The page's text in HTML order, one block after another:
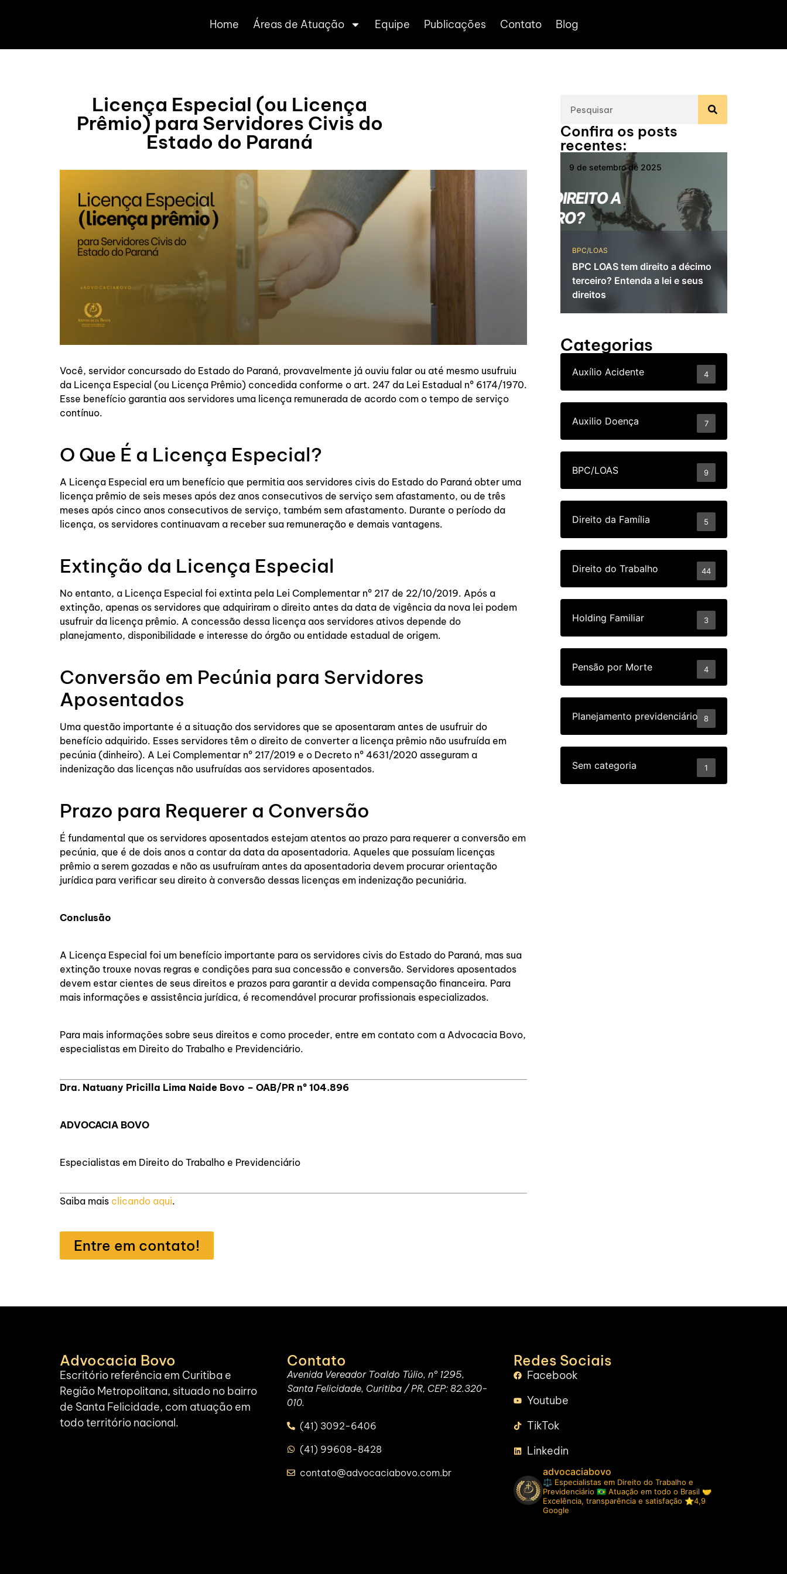
Home Áreas de Atuação Equipe Publicações Contato Blog
Licença Especial (ou Licença
Prêmio) para Servidores Civis do
Estado do Paraná
Você, servidor concursado do Estado do Paraná, provavelmente já ouviu falar ou até mesmo usufruiu
da Licença Especial (ou Licença Prêmio) concedida conforme o art. 247 da Lei Estadual nº 6174/1970.
Esse benefício garantia aos servidores uma licença remunerada de acordo com o tempo de serviço
contínuo.
O Que É a Licença Especial?
A Licença Especial era um benefício que permitia aos servidores civis do Estado do Paraná obter uma
licença prêmio de seis meses após dez anos consecutivos de serviço sem afastamento, ou de três
meses após cinco anos consecutivos de serviço, também sem afastamento. Durante o período da
licença, os servidores continuavam a receber sua remuneração e demais vantagens.
Extinção da Licença Especial
No entanto, a Licença Especial foi extinta pela Lei Complementar nº 217 de 22/10/2019. Após a
extinção, apenas os servidores que adquiriram o direito antes da data de vigência da nova lei podem
usufruir da licença prêmio. A concessão dessa licença aos servidores ativos depende do
planejamento, disponibilidade e interesse do órgão ou entidade estadual de origem.
Conversão em Pecúnia para Servidores
Aposentados
Uma questão importante é a situação dos servidores que se aposentaram antes de usufruir do
benefício adquirido. Esses servidores têm o direito de converter a licença prêmio não usufruída em
pecúnia (dinheiro). A Lei Complementar nº 217/2019 e o Decreto nº 4631/2020 asseguram a
indenização das licenças não usufruídas aos servidores aposentados.
Prazo para Requerer a Conversão
É fundamental que os servidores aposentados estejam atentos ao prazo para requerer a conversão em
pecúnia, que é de dois anos a contar da data da aposentadoria. Aqueles que possuíam licenças
prêmio a serem gozadas e não as usufruíram antes da aposentadoria devem procurar orientação
jurídica para verificar seu direito à conversão dessas licenças em indenização pecuniária.
Conclusão
A Licença Especial foi um benefício importante para os servidores civis do Estado do Paraná, mas sua
extinção trouxe novas regras e condições para sua concessão e conversão. Servidores aposentados
devem estar cientes de seus direitos e prazos para garantir a devida compensação financeira. Para
mais informações e assistência jurídica, é recomendável procurar profissionais especializados.
Para mais informações sobre seus direitos e como proceder, entre em contato com a Advocacia Bovo,
especialistas em Direito do Trabalho e Previdenciário.
Dra. Natuany Pricilla Lima Naide Bovo – OAB/PR nº 104.896
ADVOCACIA BOVO
Especialistas em Direito do Trabalho e Previdenciário
Saiba mais clicando aqui.
Entre em contato!
Confira os posts
recentes:
9 de setembro de 2025
BPC/LOAS
BPC LOAS tem direito a décimo
terceiro? Entenda a lei e seus
direitos
Categorias
Auxílio Acidente 4
Auxilio Doença 7
BPC/LOAS 9
Direito da Família 5
Direito do Trabalho 44
Holding Familiar 3
Pensão por Morte 4
Planejamento previdenciário 8
Sem categoria 1
Advocacia Bovo
Escritório referência em Curitiba e
Região Metropolitana, situado no bairro
de Santa Felicidade, com atuação em
todo território nacional.
Contato
Avenida Vereador Toaldo Túlio, nº 1295,
Santa Felicidade, Curitiba / PR, CEP: 82.320-
010.
(41) 3092-6406
(41) 99608-8428
contato@advocaciabovo.com.br
Redes Sociais
Facebook
Youtube
TikTok
Linkedin
advocaciabovo
⚖️ Especialistas em Direito do Trabalho e
Previdenciário🇧🇷 Atuação em todo o Brasil 🤝
Excelência, transparência e satisfação ⭐️4,9
Google